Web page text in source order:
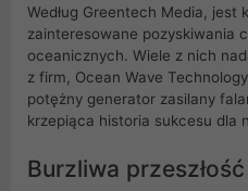
Według Greentech Media, jest
zainteresowane pozyskiwania
oceanicznych. Wiele z nich
z firm, Ocean Wave
potężny generator zasilany
krzepiąca historia sukcesu dla
Burzliwa przeszłość